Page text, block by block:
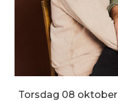
Torsdag 08 oktober